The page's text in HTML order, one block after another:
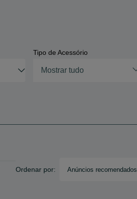
Tipo de Acessório
Mostrar tudo
Ordenar por: Anúncios recomendados